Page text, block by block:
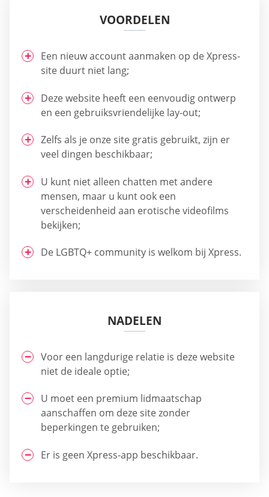
VOORDELEN
Een nieuw account aanmaken op de Xpress-
site duurt niet lang;
Deze website heeft een eenvoudig ontwerp
en een gebruiksvriendelijke lay-out;
Zelfs als je onze site gratis gebruikt, zijn er
veel dingen beschikbaar;
U kunt niet alleen chatten met andere
mensen, maar u kunt ook een
verscheidenheid aan erotische videofilms
bekijken;
De LGBTQ+ community is welkom bij Xpress.
NADELEN
Voor een langdurige relatie is deze website
niet de ideale optie;
U moet een premium lidmaatschap
aanschaffen om deze site zonder
beperkingen te gebruiken;
Er is geen Xpress-app beschikbaar.